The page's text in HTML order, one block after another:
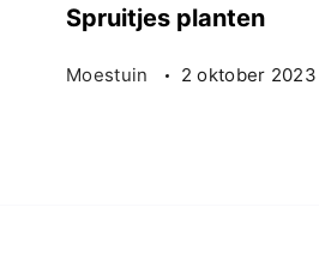
Spruitjes planten
Moestuin 2 oktober 2023